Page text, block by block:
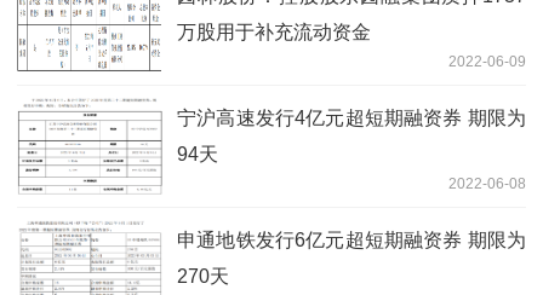
万股用于补充流动资金
2022-06-09
宁沪高速发行4亿元超短期融资券 期限为
94天
2022-06-08
申通地铁发行6亿元超短期融资券 期限为
270天